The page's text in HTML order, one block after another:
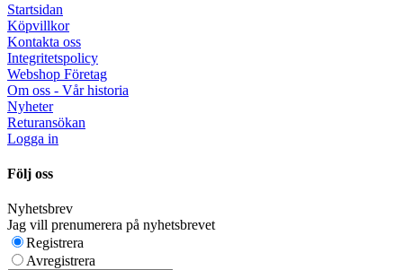
Startsidan
Köpvillkor
Kontakta oss
Integritetspolicy
Webshop Företag
Om oss - Vår historia
Nyheter
Returansökan
Logga in
Följ oss
Nyhetsbrev
Jag vill prenumerera på nyhetsbrevet
Registrera
Avregistrera